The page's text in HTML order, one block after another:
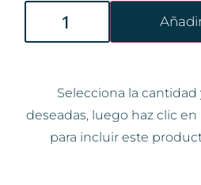
Selecciona la cantidad
deseadas, luego haz clic en
para incluir este